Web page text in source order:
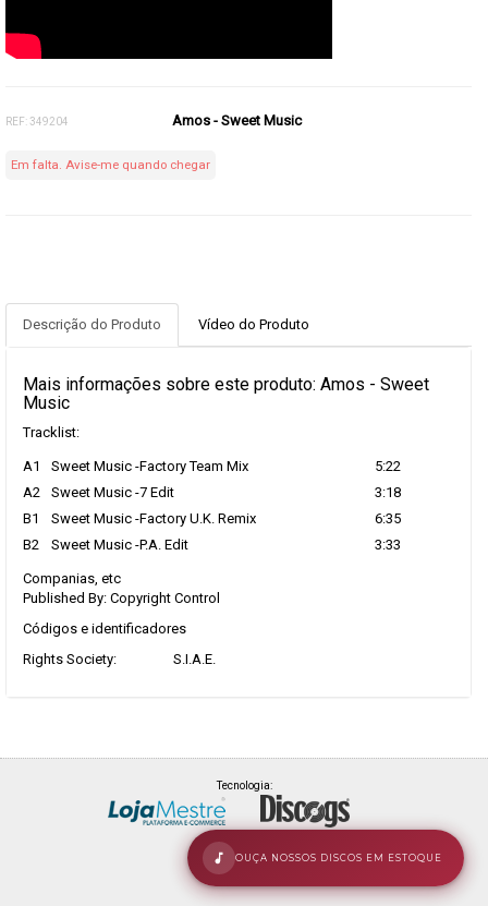
REF: 349204 Amos - Sweet Music
Em falta. Avise-me quando chegar
Descrição do Produto Vídeo do Produto
Mais informações sobre este produto: Amos - Sweet
Music
Tracklist:
A1 Sweet Music -Factory Team Mix
5:22
A2
Sweet Music -7 Edit
3:18
B1
Sweet Music -Factory U.K. Remix
6:35
B2
Sweet Music -P.A. Edit 3:33
Companias, etc
Published By: Copyright Control
Códigos e identificadores
Rights Society:
S.I.A.E.
OUÇA NOSSOS DISCOS EM ESTOQUE
Tecnologia: